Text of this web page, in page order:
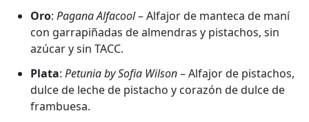
Oro: Pagana Alfacool– Alfajor de manteca de maní
con garrapiñadas de almendras y pistachos, sin
azúcar y sin TACC.
Plata: Petunia by Sofia Wilson– Alfajor de pistachos,
dulce de leche de pistacho y corazón de dulce de
frambuesa.